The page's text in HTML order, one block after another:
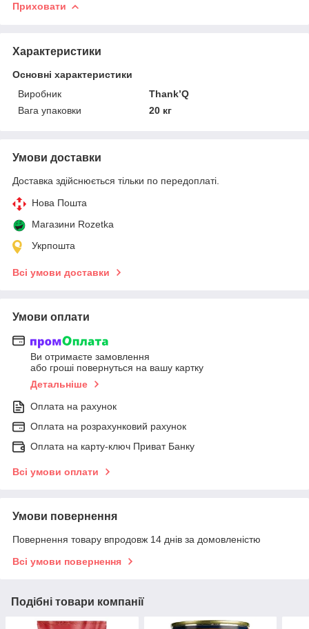
Приховати
Характеристики
Основні характеристики
Виробник
Thank’Q
Вага упаковки
20 кг
Умови доставки
Доставка здійснюється тільки по передоплаті.
Нова Пошта
Магазини Rozetka
Укрпошта
Всі умови доставки
Умови оплати
Ви отримаєте замовлення
або гроші повернуться на вашу картку
Детальніше
Оплата на рахунок
Оплата на розрахунковий рахунок
Оплата на карту-ключ Приват Банку
Всі умови оплати
Умови повернення
Повернення товару впродовж 14 днів за домовленістю
Всі умови повернення
Подібні товари компанії